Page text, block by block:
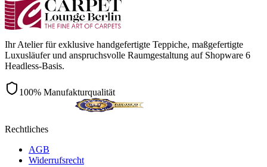
Ihr Atelier für exklusive handgefertigte Teppiche, maßgefertigte
Luxusläufer und anspruchsvolle Raumgestaltung auf Shopware 6
Headless-Basis.
100% Manufakturqualität
Rechtliches
AGB
Widerrufsrecht